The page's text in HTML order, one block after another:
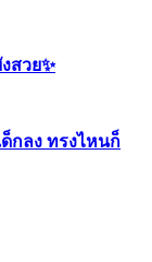
สวย✨
กลง ทรงไหนก็